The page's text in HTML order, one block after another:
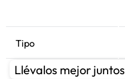
Tipo
Llévalos mejor juntos